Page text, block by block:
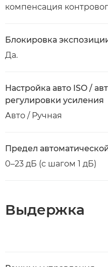
компенсация
Блокировка
Да.
Настройка авто ISO /
регулировки усиления
Авто / Ручная
Предел
0–23 дБ (с шагом 1 дБ)
Выдержка